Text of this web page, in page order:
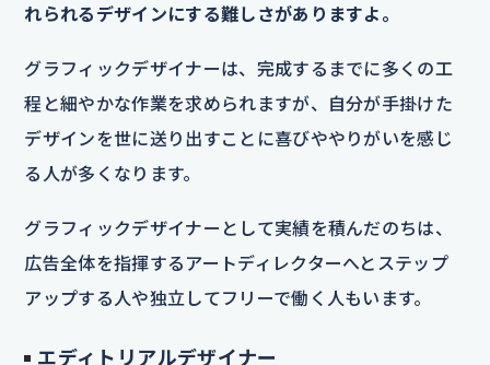
れられるデザインにする難しさがありますよ。
グラフィックデザイナーは、完成するまでに多くの工
程と細やかな作業を求められますが、自分が手掛けた
デザインを世に送り出すことに喜びややりがいを感じ
る人が多くなります。
グラフィックデザイナーとして実績を積んだのちは、
広告全体を指揮するアートディレクターへとステップ
アップする人や独立してフリーで働く人もいます。
エディトリアルデザイナー